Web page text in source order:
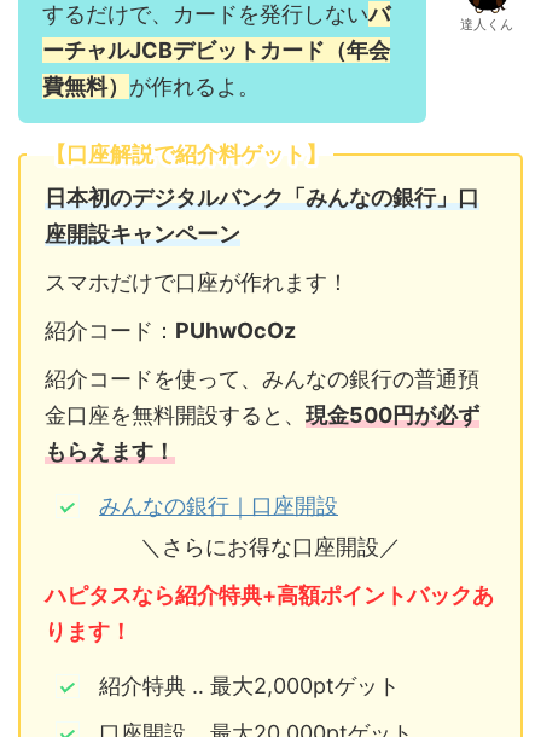
するだけで、カードを発行しないバ
ーチャルJCBデビットカード（年会
費無料） が作れるよ。
達人くん
【口座解説で紹介料ゲット】
日本初のデジタルバンク「みんなの銀行」口
座開設キャンペーン
スマホだけで口座が作れます！
紹介コード： PUhwOcOz
紹介コードを使って、みんなの銀行の普通預
金口座を無料開設すると、 現金500円が必ず
もらえます！
みんなの銀行｜口座開設
＼さらにお得な口座開設／
ハピタスなら紹介特典+高額ポイントバックあ
ります！
紹介特典 ‥ 最大2,000ptゲット